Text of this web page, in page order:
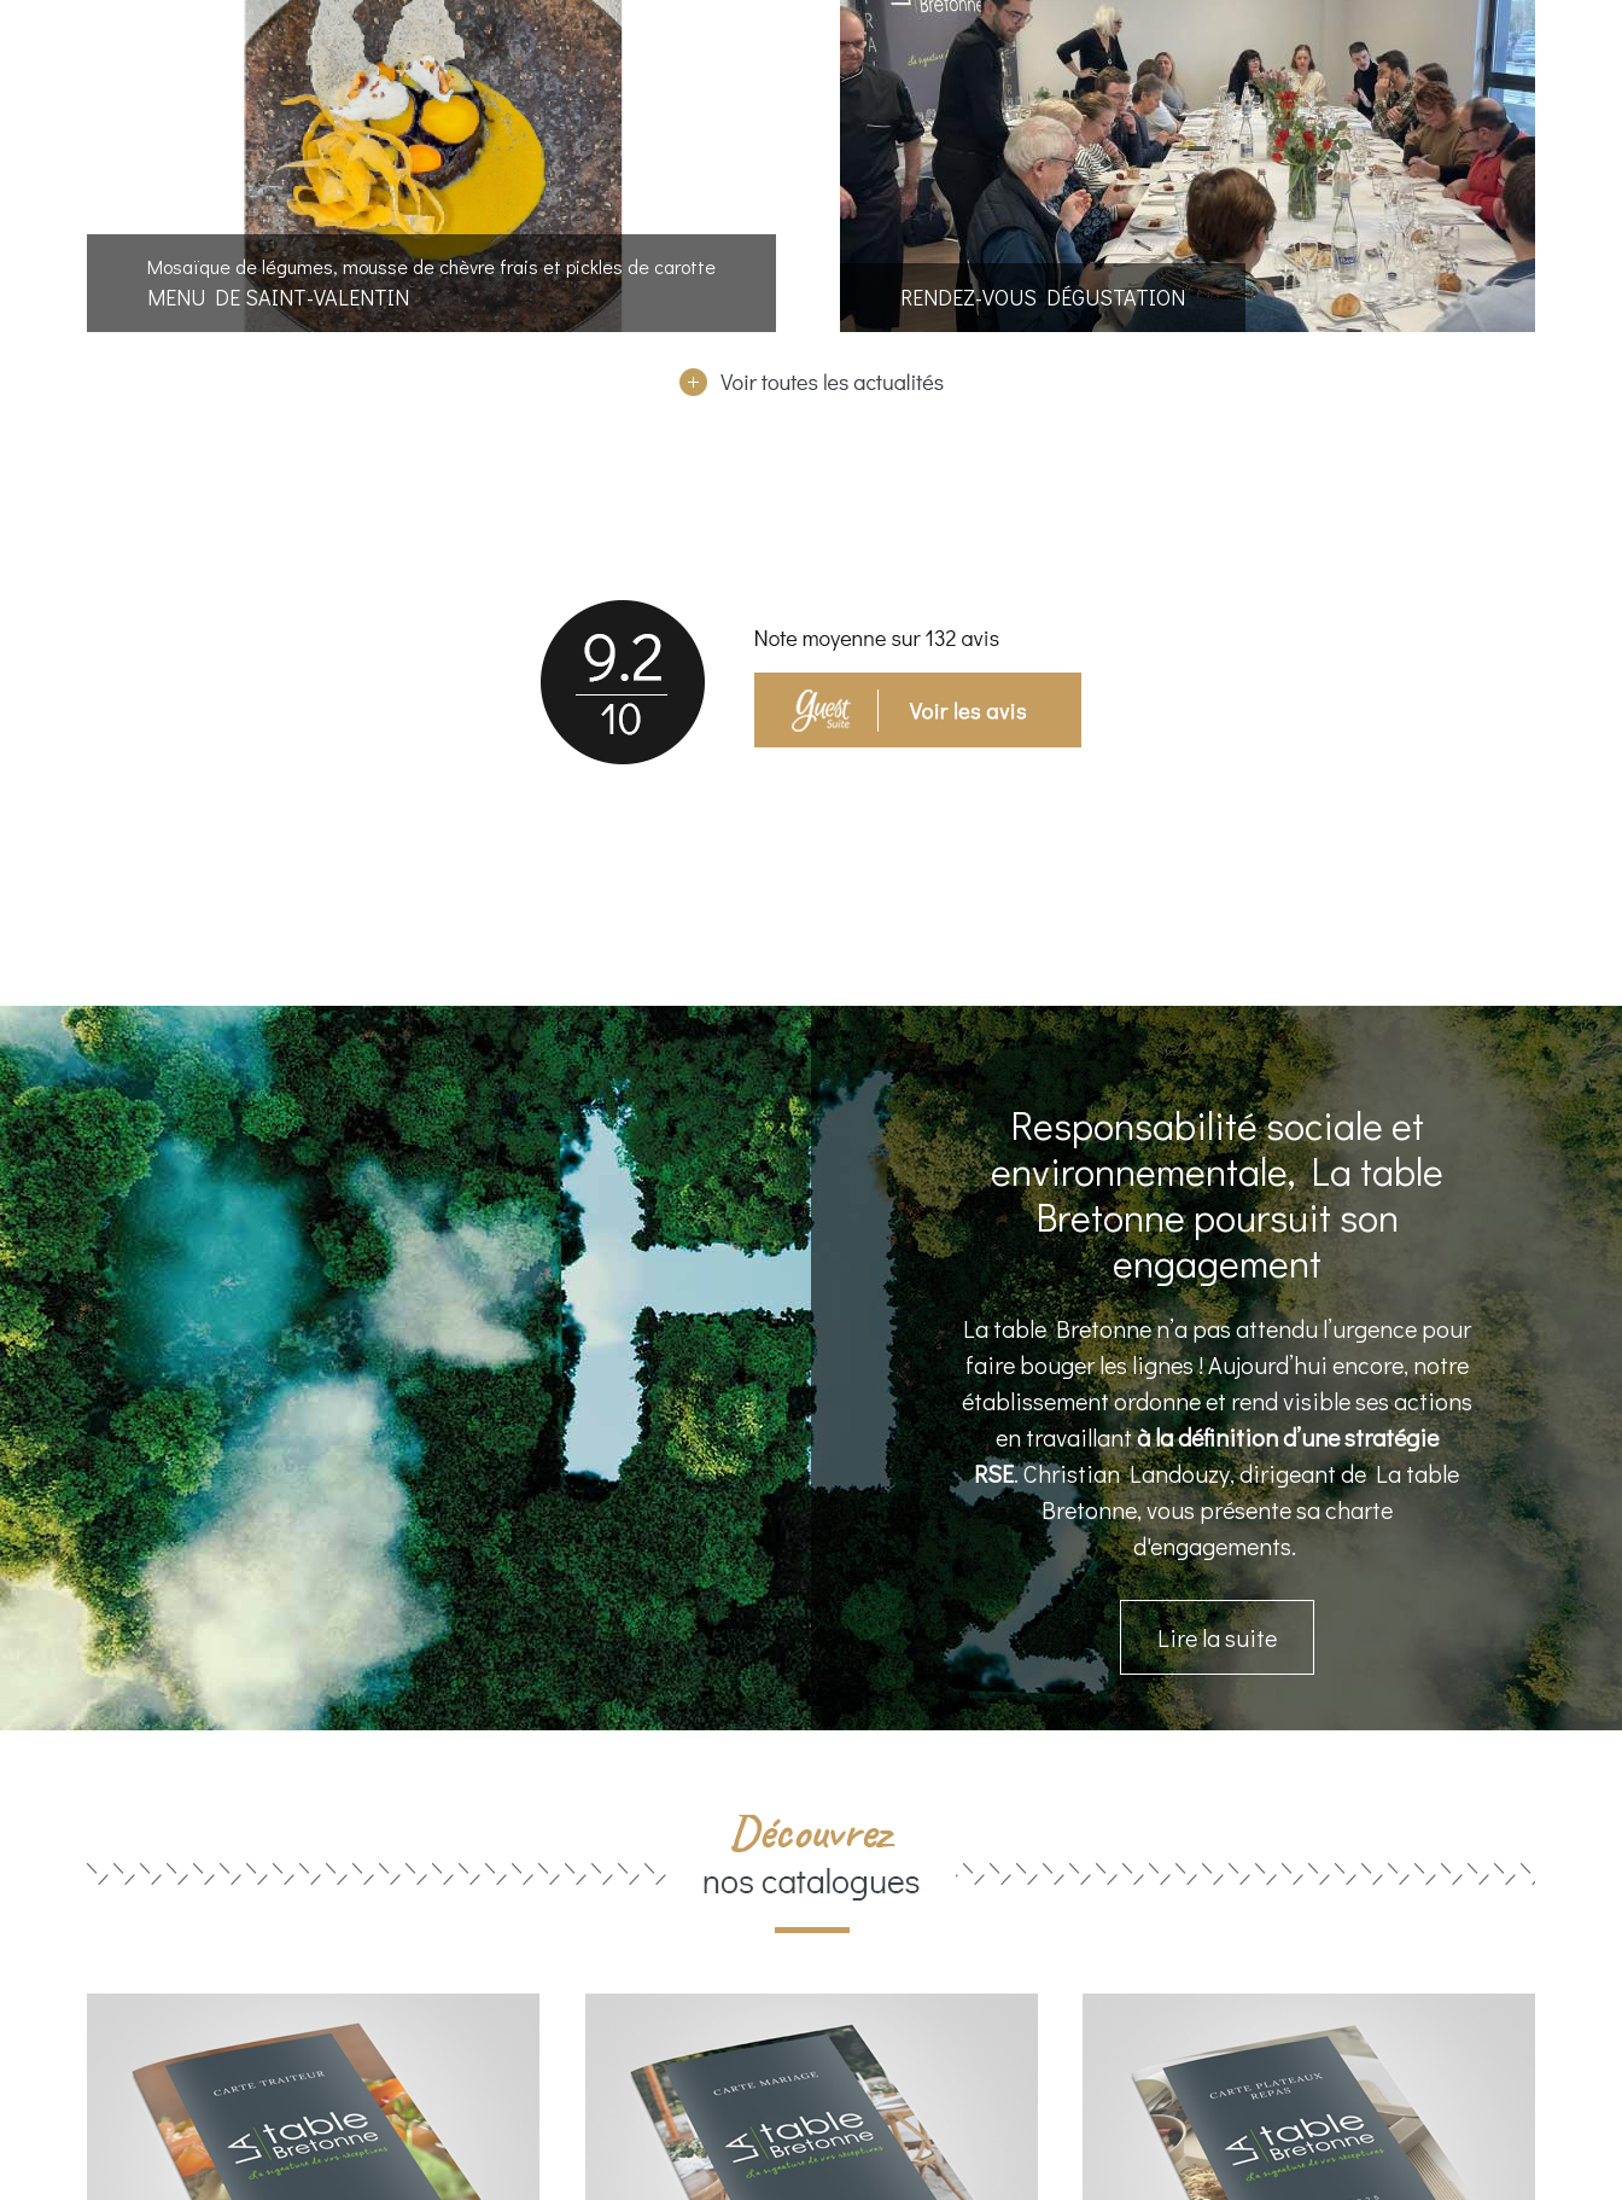
Mosaïque de légumes, mousse de chèvre frais et pickles de carotte
MENU DE SAINT-VALENTIN RENDEZ-VOUS DÉGUSTATION
Responsabilité sociale et
environnementale, La table
Bretonne poursuit son
engagement
La table Bretonne n’a pas attendu l’urgence pour
faire bouger les lignes ! Aujourd’hui encore, notre
établissement ordonne et rend visible ses actions
en travaillantà la définition d’une stratégie
RSE. Christian Landouzy, dirigeant de La table
Bretonne, vous présente sa charte
d'engagements.
Lire la suite